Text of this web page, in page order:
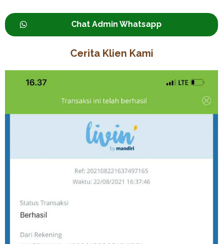
Chat Admin Whatsapp
Cerita Klien Kami